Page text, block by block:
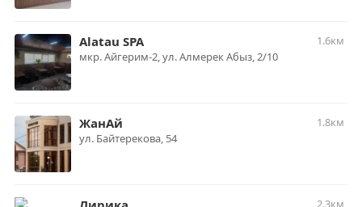
Alatau SPA
1.6км
​мкр. Айгерим-2, ул. Алмерек Абыз, 2/10
ЖанАй
1.8км
​ул. Байтерекова, 54
2.3км